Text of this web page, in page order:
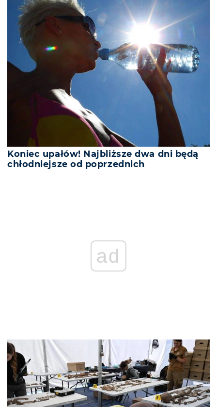
Koniec upałów! Najbliższe dwa dni będą
chłodniejsze od poprzednich
ad